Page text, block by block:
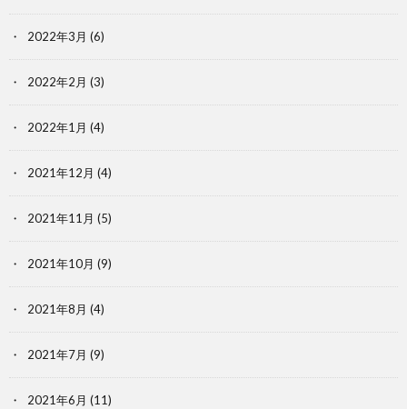
2022年3月 (6)
2022年2月 (3)
2022年1月 (4)
2021年12月 (4)
2021年11月 (5)
2021年10月 (9)
2021年8月 (4)
2021年7月 (9)
2021年6月 (11)